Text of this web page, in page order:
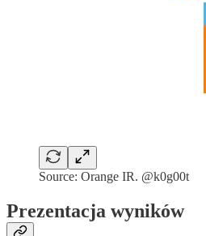
Source: Orange IR. @k0g00t
Prezentacja wyników